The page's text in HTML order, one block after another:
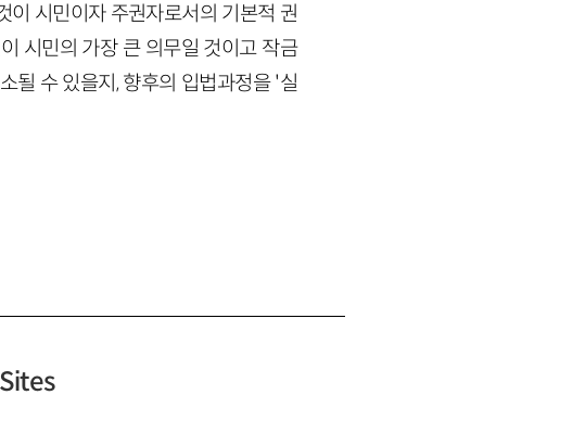
이 시민이자 주권자로서의 기본적 권
시민의 가장 큰 의무일 것이고 작금
될 수 있을지, 향후의 입법과정을 '실